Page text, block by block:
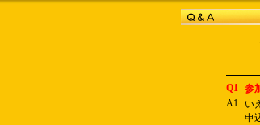
Q1
参
A1
い
申